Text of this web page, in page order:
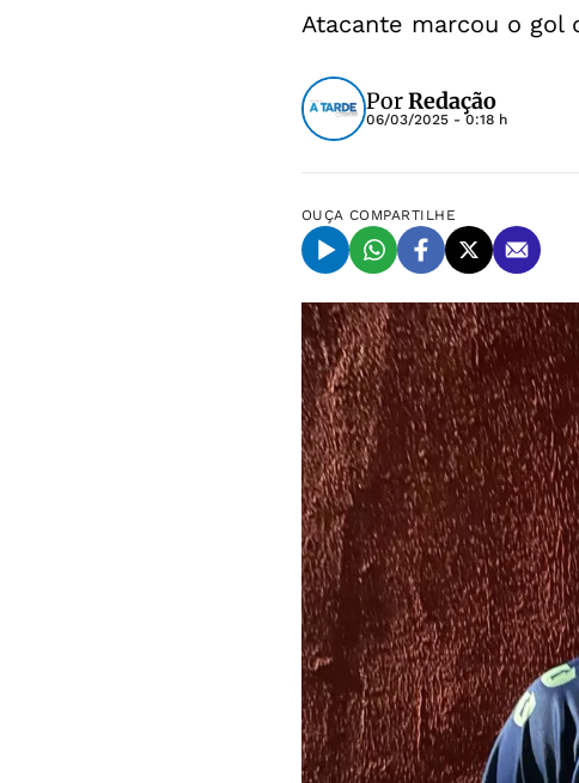
Atacante marcou o
PorRedação
06/03/2025 - 0:18 h
OUÇA COMPARTILHE